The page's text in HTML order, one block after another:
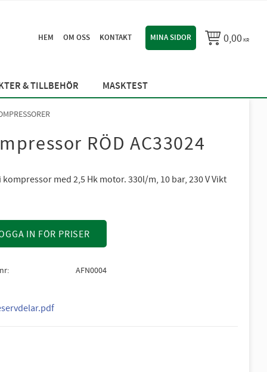
HEM OM OSS KONTAKT MINA SIDOR 0,00KR
& TILLBEHÖR MASKTEST
RÖD AC33024
med 2,5 Hk motor. 330l/m, 10 bar, 230 V Vikt
IN FÖR PRISER
AFN0004